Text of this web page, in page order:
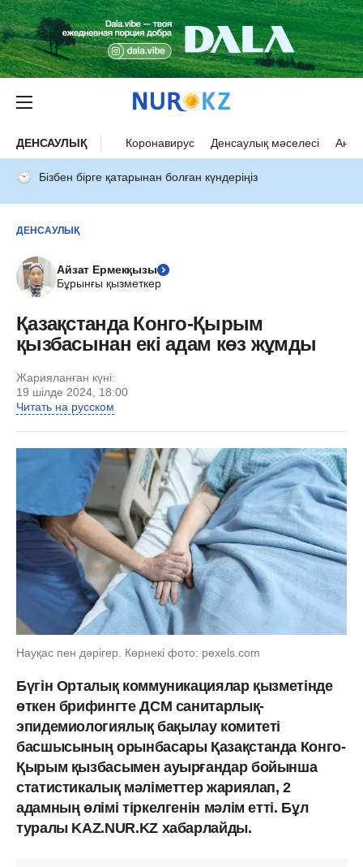
ДЕНСАУЛЫҚ Коронавирус Денсаулық мәселесі Ана
Бізбен бірге қатарынан болған күндеріңіз
ДЕНСАУЛЫҚ
Айзат Ермекқызы
Бұрынғы қызметкер
Қазақстанда Конго-Қырым
қызбасынан екі адам көз жұмды
Жарияланған күні:
19 шілде 2024, 18:00
Читать на русском
Науқас пен дәрігер. Көрнекі фото: pexels.com
Бүгін Орталық коммуникациялар қызметінде
өткен брифингте ДСМ санитарлық-
эпидемиологиялық бақылау комитеті
басшысының орынбасары Қазақстанда Конго-
Қырым қызбасымен ауырғандар бойынша
статистикалық мәліметтер жариялап, 2
адамның өлімі тіркелгенін мәлім етті. Бұл
туралы KAZ.NUR.KZ хабарлайды.